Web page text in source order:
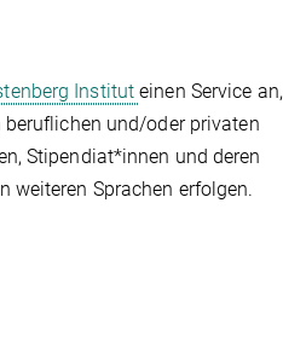
Instituteinen Service an,
und/oder privaten
Stipendiat*innen und deren
weiteren Sprachen erfolgen.